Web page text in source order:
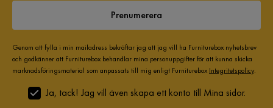
Prenumerera
Genom att fylla i min mailadress bekräftar jag att jag vill ha Furniturebox nyhetsbrev
och godkänner att Furniturebox behandlar mina personuppgifter för att kunna skicka
marknadsföringsmaterial som anpassats till mig enligt Furniturebox Integritetspolicy.
Ja, tack! Jag vill även skapa ett konto till Mina sidor.